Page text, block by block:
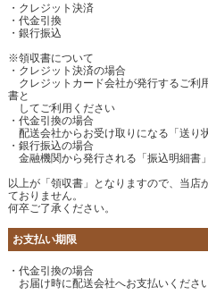
・クレジット決済
・代金引換
・銀行振込
※領収書について
・クレジット決済の場合
クレジットカード会社が発行するご利
書と
してご利用ください
・代金引換の場合
配送会社からお受け取りになる「送り
・銀行振込の場合
金融機関から発行される「振込明細書」
以上が「領収書」となりますので、当店
ておりません。
何卒ご了承ください。
お支払い期限
・代金引換の場合
お届け時に配送会社へお支払いください